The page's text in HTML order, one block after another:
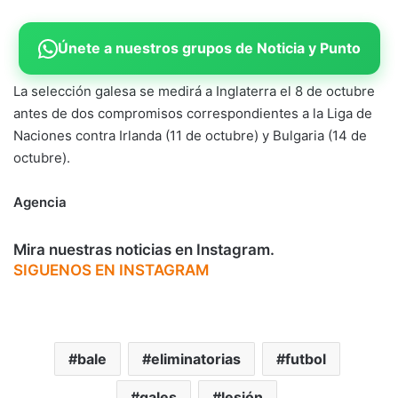
Únete a nuestros grupos de Noticia y Punto
La selección galesa se medirá a Inglaterra el 8 de octubre
antes de dos compromisos correspondientes a la Liga de
Naciones contra Irlanda (11 de octubre) y Bulgaria (14 de
octubre).
Agencia
Mira nuestras noticias en Instagram.
SIGUENOS EN INSTAGRAM
bale eliminatorias futbol